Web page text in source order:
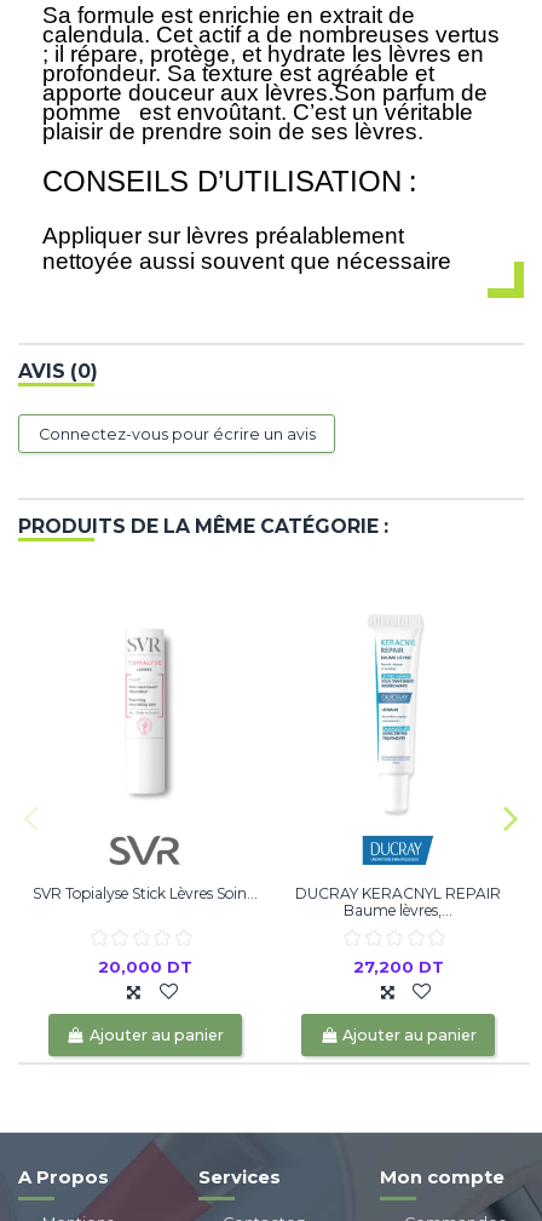
Sa formule est enrichie en extrait de
calendula. Cet actif a de nombreuses vertus
; il répare, protège, et hydrate les lèvres en
profondeur. Sa texture est agréable et
apporte douceur aux lèvres.Son parfum de
pomme est envoûtant. C’est un véritable
plaisir de prendre soin de ses lèvres.
CONSEILS D’UTILISATION :
Appliquer sur lèvres préalablement
nettoyée aussi souvent que nécessaire
AVIS (0)
Connectez-vous pour écrire un avis
PRODUITS DE LA MÊME CATÉGORIE :
SVR Topialyse Stick Lèvres Soin...
20,000 DT
Ajouter au panier
DUCRAY KERACNYL REPAIR
Baume lèvres,...
27,200 DT
Ajouter au panier
A Propos Services Mon compte